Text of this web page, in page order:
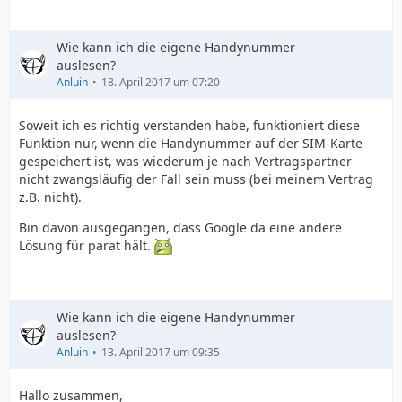
Wie kann ich die eigene Handynummer
auslesen?
Anluin 18. April 2017 um 07:20
Soweit ich es richtig verstanden habe, funktioniert diese
Funktion nur, wenn die Handynummer auf der SIM-Karte
gespeichert ist, was wiederum je nach Vertragspartner
nicht zwangsläufig der Fall sein muss (bei meinem Vertrag
z.B. nicht).
Bin davon ausgegangen, dass Google da eine andere
Lösung für parat hält.
Wie kann ich die eigene Handynummer
auslesen?
Anluin 13. April 2017 um 09:35
Hallo zusammen,